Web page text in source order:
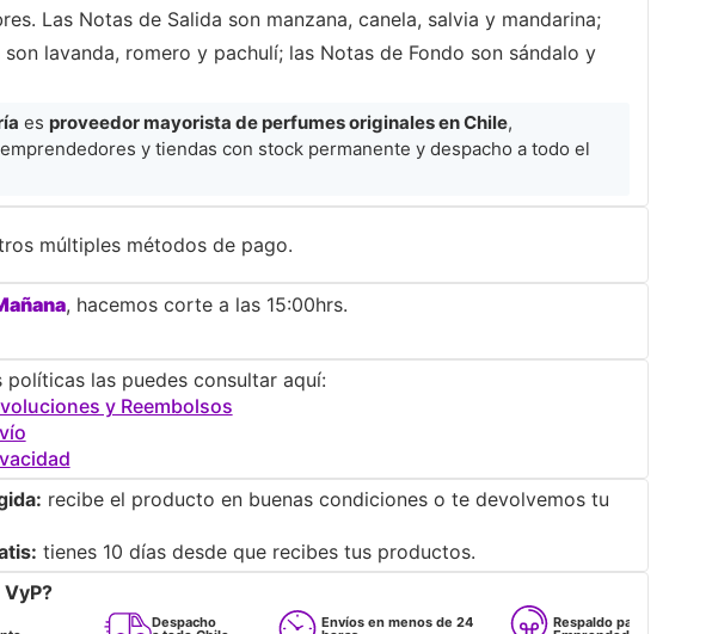
Las Notas de Salida son manzana, canela, salvia y mandarina;
lavanda, romero y pachulí; las Notas de Fondo son sándalo y
es proveedor mayorista de perfumes originales en Chile,
y tiendas con stock permanente y despacho a todo el
múltiples métodos de pago.
, hacemos corte a las 15:00hrs.
políticas las puedes consultar aquí:
y Reembolsos
recibe el producto en buenas condiciones o te devolvemos tu
tienes 10 días desde que recibes tus productos.
Despacho Envíos en menos de 24 Respaldo para